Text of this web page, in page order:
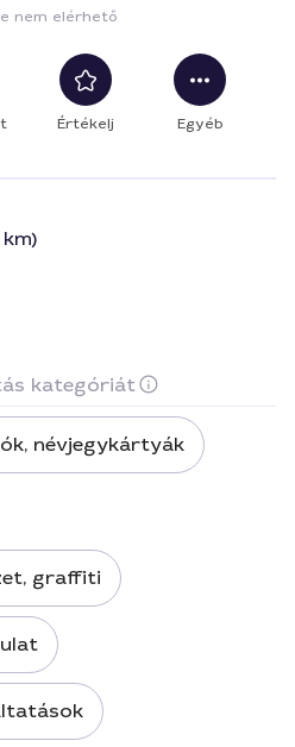
nem elérhető
Értékelj Egyéb
kategóriát
névjegykártyák
graffiti